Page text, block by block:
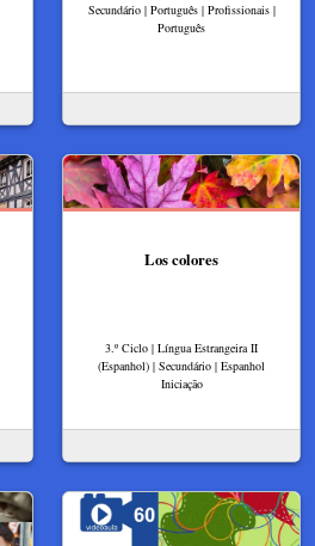
Secundário | Português | Profissionais |
Português
Los colores
3.º Ciclo | Língua Estrangeira II
(Espanhol) | Secundário | Espanhol
Iniciação